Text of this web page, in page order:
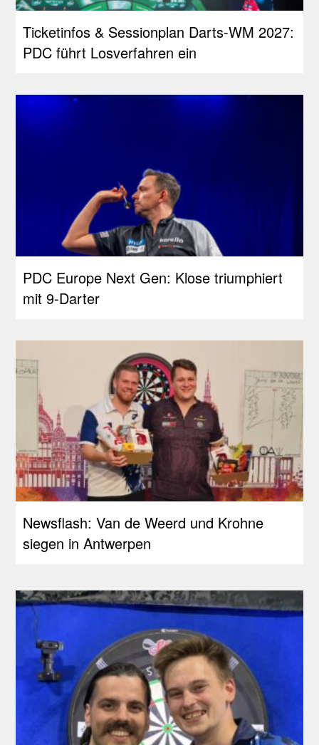
Ticketinfos & Sessionplan Darts-WM 2027:
PDC führt Losverfahren ein
PDC Europe Next Gen: Klose triumphiert
mit 9-Darter
Newsflash: Van de Weerd und Krohne
siegen in Antwerpen